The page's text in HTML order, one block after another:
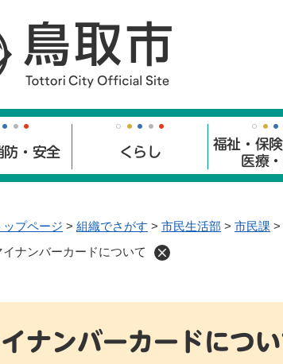
防・安全 くらし
福祉・保
医療
ップページ > 組織でさがす > 市民生活部 > 市民課 >
イナンバーカードについて
ナンバーカードにつ